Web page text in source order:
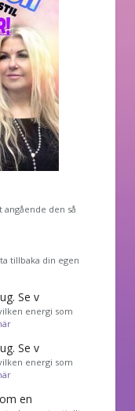
den så
tillbaka din egen
Se v
energi som
Se v
energi som
en